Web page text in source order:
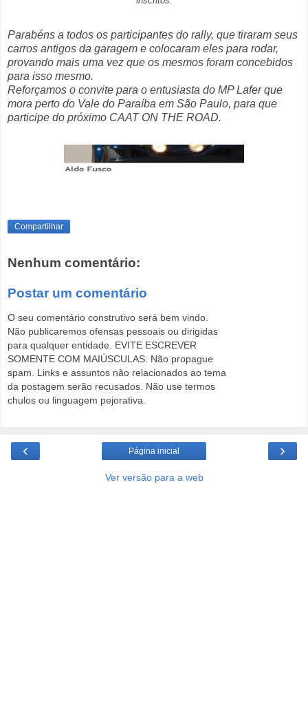
Parabéns a todos os participantes do rally, que tiraram seus
carros antigos da garagem e colocaram eles para rodar,
provando mais uma vez que os mesmos foram concebidos
para isso mesmo.
Reforçamos o convite para o entusiasta do MP Lafer que
mora perto do Vale do Paraíba em São Paulo, para que
participe do próximo CAAT ON THE ROAD.
Compartilhar
Nenhum comentário:
Postar um comentário
O seu comentário construtivo será bem vindo.
Não publicaremos ofensas pessoais ou dirigidas
para qualquer entidade. EVITE ESCREVER
SOMENTE COM MAIÚSCULAS. Não propague
spam. Links e assuntos não relacionados ao tema
da postagem serão recusados. Não use termos
chulos ou linguagem pejorativa.
‹ ›
Página inicial
Ver versão para a web